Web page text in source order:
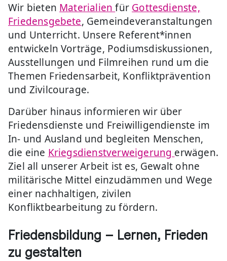
Wir bieten Materialienfür Gottesdienste,
Friedensgebete, Gemeindeveranstaltungen
und Unterricht. Unsere Referent*innen
entwickeln Vorträge, Podiumsdiskussionen,
Ausstellungen und Filmreihen rund um die
Themen Friedensarbeit, Konfliktprävention
und Zivilcourage.
Darüber hinaus informieren wir über
Friedensdienste und Freiwilligendienste im
In- und Ausland und begleiten Menschen,
die eine Kriegsdienstverweigerung erwägen.
Ziel all unserer Arbeit ist es, Gewalt ohne
militärische Mittel einzudämmen und Wege
einer nachhaltigen, zivilen
Konfliktbearbeitung zu fördern.
Friedensbildung – Lernen, Frieden
zu gestalten